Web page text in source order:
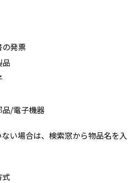
の発票
品
品/電子機器
い場合は、検索窓から物品名を入